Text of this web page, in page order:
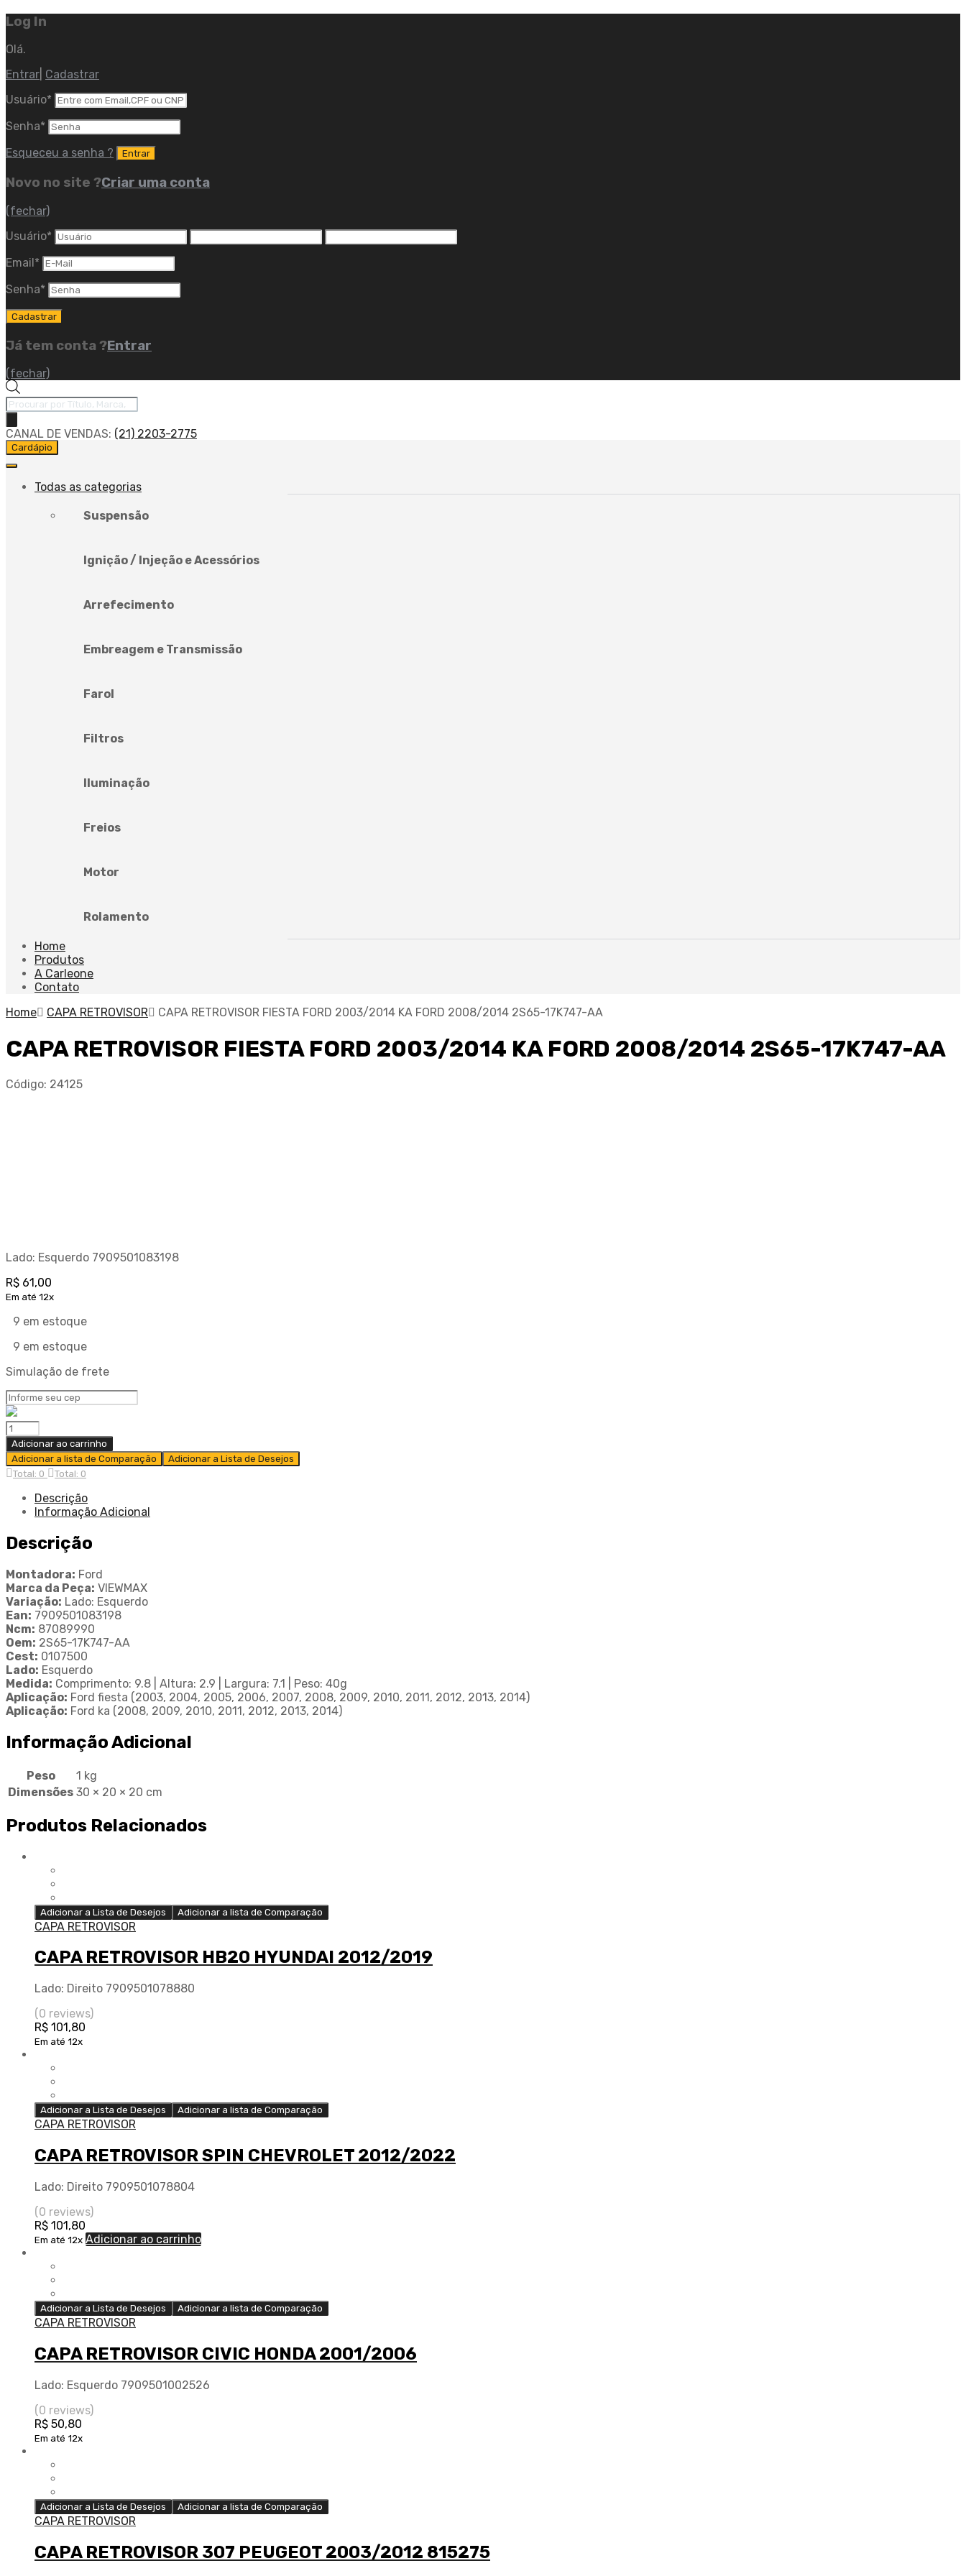
Log In
Olá.
Entrar Cadastrar
Usuário*
Senha*
Esqueceu a senha ?
Novo no site ?Criar uma conta
(fechar)
Usuário*
Email*
Senha*
Já tem conta ?Entrar
(fechar)
Pesquisar
produtos
CANAL DE VENDAS: (21) 2203-2775
Pular
conteúdo
Cardápio
Todas as categorias
Suspensão
Ignição / Injeção e Acessórios
Arrefecimento
Embreagem e Transmissão
Farol
Filtros
Iluminação
Freios
Motor
Rolamento
Home
Produtos
A Carleone
Contato
Home
CAPA RETROVISOR CAPA RETROVISOR FIESTA FORD 2003/2014 KA FORD 2008/2014 2S65-17K747-AA
CAPA RETROVISOR FIESTA FORD 2003/2014 KA FORD 2008/2014 2S65-17K747-AA
Código: 24125
Lado: Esquerdo 7909501083198
R$ 61,00
Em até 12x
9 em estoque
9 em estoque
Simulação de frete
CAPA
RETROVISOR
FIESTA
FORD
2003/2014
FORD
2S65-
17K747-
quantity
Adicionar ao carrinho
Adicionar a lista de Comparação
Adicionar a Lista de Desejos
Total: 0
Total: 0
Descrição
Informação Adicional
Descrição
Montadora: Ford
Marca da Peça: VIEWMAX
Variação: Lado: Esquerdo
Ean: 7909501083198
Ncm: 87089990
Oem: 2S65-17K747-AA
Cest: 0107500
Lado: Esquerdo
Medida: Comprimento: 9.8 | Altura: 2.9 | Largura: 7.1 | Peso: 40g
Aplicação: Ford fiesta (2003, 2004, 2005, 2006, 2007, 2008, 2009, 2010, 2011, 2012, 2013, 2014)
Aplicação: Ford ka (2008, 2009, 2010, 2011, 2012, 2013, 2014)
Informação Adicional
Peso
1 kg
Dimensões 30 × 20 × 20 cm
Produtos Relacionados
Adicionar a Lista de Desejos Adicionar a lista de Comparação
CAPA RETROVISOR
CAPA RETROVISOR HB20 HYUNDAI 2012/2019
Lado: Direito 7909501078880
(0 reviews)
R$ 101,80
Em até 12x
Adicionar a Lista de Desejos Adicionar a lista de Comparação
CAPA RETROVISOR
CAPA RETROVISOR SPIN CHEVROLET 2012/2022
Lado: Direito 7909501078804
(0 reviews)
R$ 101,80
Em até 12x Adicionar ao carrinho
Adicionar a Lista de Desejos Adicionar a lista de Comparação
CAPA RETROVISOR
CAPA RETROVISOR CIVIC HONDA 2001/2006
Lado: Esquerdo 7909501002526
(0 reviews)
R$ 50,80
Em até 12x
Adicionar a Lista de Desejos Adicionar a lista de Comparação
CAPA RETROVISOR
CAPA RETROVISOR 307 PEUGEOT 2003/2012 815275